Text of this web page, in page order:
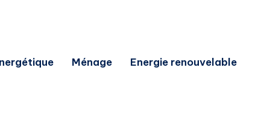
Ménage Energie renouvelable